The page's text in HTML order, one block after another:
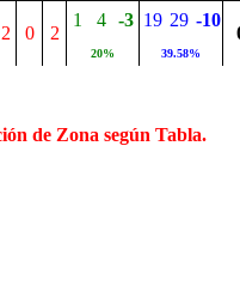
2 0 2
1 4 -3 19 29 -10
20% 39.58%
de Zona según Tabla.